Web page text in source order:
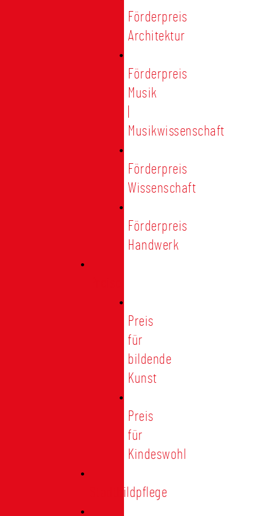
Förderpreis
Architektur
Förderpreis
Musik
Musikwissenschaft
Förderpreis
Wissenschaft
Förderpreis
Handwerk
Preis
für
bildende
Kunst
Preis
für
Kindeswohl
Stadtbildpflege